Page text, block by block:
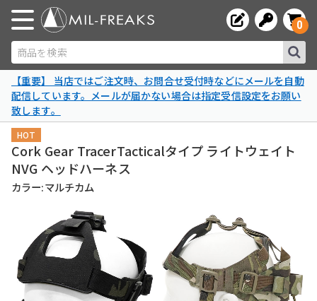
商品を検索
0
【重要】 当店ではご注文時、お問合せ受付時などにメールを自動
配信しています。メールが届かない場合は指定受信設定をお願い
致します。
HOT
Cork Gear TracerTacticalタイプ ライトウェイト
NVG ヘッドハーネス
カラー:マルチカム